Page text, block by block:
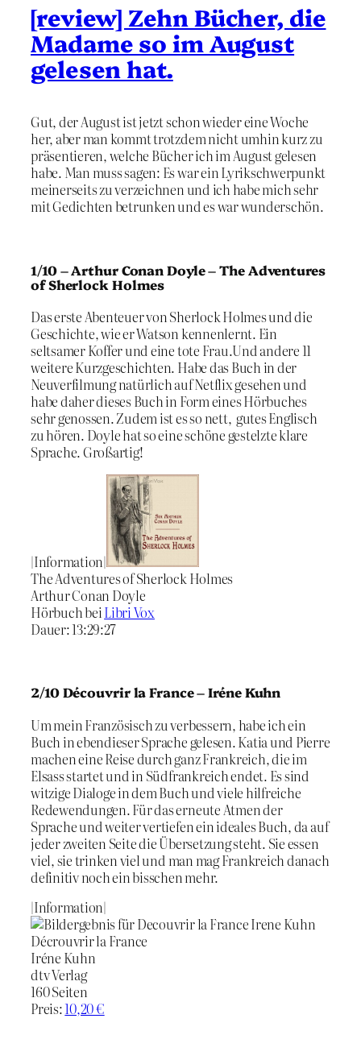
[review] Zehn Bücher, die
Madame so im August
gelesen hat.
Gut, der August ist jetzt schon wieder eine Woche
her, aber man kommt trotzdem nicht umhin kurz zu
präsentieren, welche Bücher ich im August gelesen
habe. Man muss sagen: Es war ein Lyrikschwerpunkt
meinerseits zu verzeichnen und ich habe mich sehr
mit Gedichten betrunken und es war wunderschön.
1/10 – Arthur Conan Doyle – The Adventures
of Sherlock Holmes
Das erste Abenteuer von Sherlock Holmes und die
Geschichte, wie er Watson kennenlernt. Ein
seltsamer Koffer und eine tote Frau.Und andere 11
weitere Kurzgeschichten. Habe das Buch in der
Neuverfilmung natürlich auf Netflix gesehen und
habe daher dieses Buch in Form eines Hörbuches
sehr genossen. Zudem ist es so nett, gutes Englisch
zu hören. Doyle hat so eine schöne gestelzte klare
Sprache. Großartig!
|Information|
The Adventures of Sherlock Holmes
Arthur Conan Doyle
Hörbuch bei Libri Vox
Dauer: 13:29:27
2/10 Découvrir la France – Iréne Kuhn
Um mein Französisch zu verbessern, habe ich ein
Buch in ebendieser Sprache gelesen. Katia und Pierre
machen eine Reise durch ganz Frankreich, die im
Elsass startet und in Südfrankreich endet. Es sind
witzige Dialoge in dem Buch und viele hilfreiche
Redewendungen. Für das erneute Atmen der
Sprache und weiter vertiefen ein ideales Buch, da auf
jeder zweiten Seite die Übersetzung steht. Sie essen
viel, sie trinken viel und man mag Frankreich danach
definitiv noch ein bisschen mehr.
|Information|
Décrouvrir la France
Iréne Kuhn
dtv Verlag
160 Seiten
Preis:10,20 €